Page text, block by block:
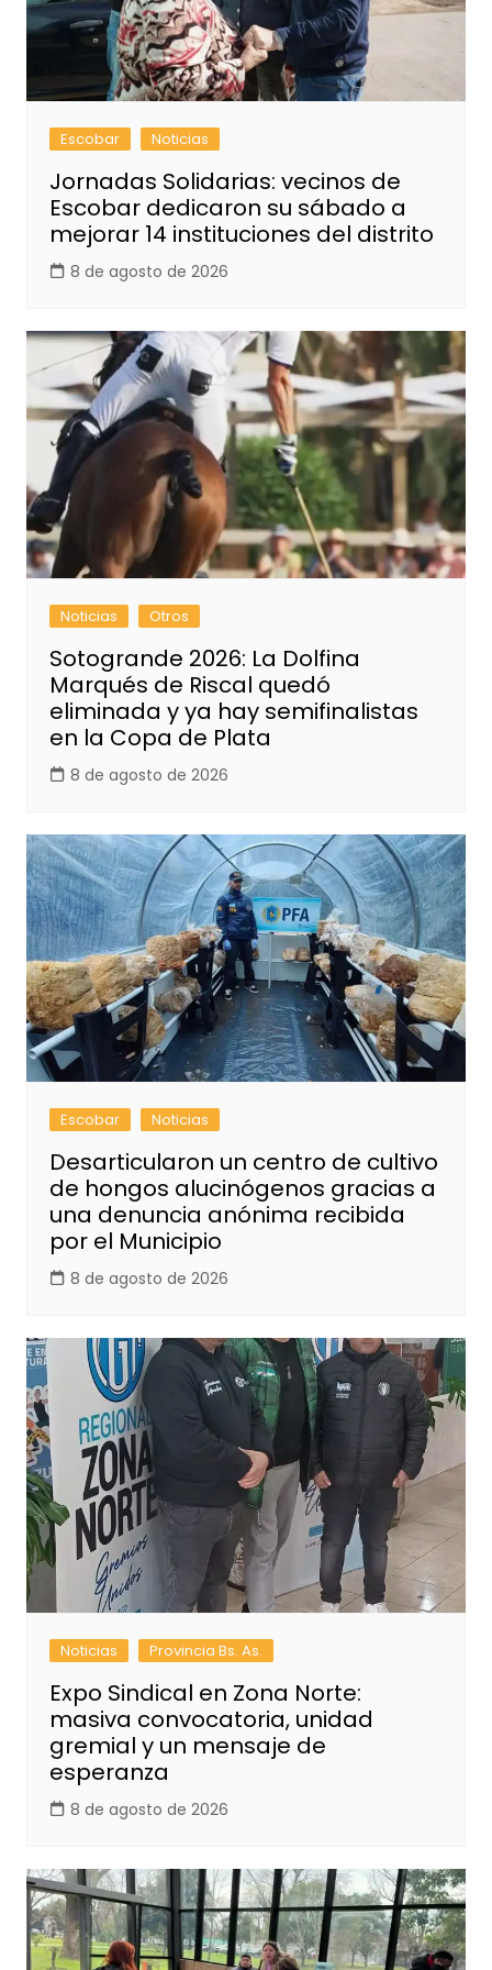
Escobar Noticias
Jornadas Solidarias: vecinos de
Escobar dedicaron su sábado a
mejorar 14 instituciones del distrito
8 de agosto de 2026
Noticias Otros
Sotogrande 2026: La Dolfina
Marqués de Riscal quedó
eliminada y ya hay semifinalistas
en la Copa de Plata
8 de agosto de 2026
Escobar Noticias
Desarticularon un centro de cultivo
de hongos alucinógenos gracias a
una denuncia anónima recibida
por el Municipio
8 de agosto de 2026
Noticias Provincia Bs. As.
Expo Sindical en Zona Norte:
masiva convocatoria, unidad
gremial y un mensaje de
esperanza
8 de agosto de 2026